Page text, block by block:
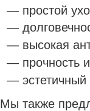
— простой
—
— высокая
— прочность
—
Мы также